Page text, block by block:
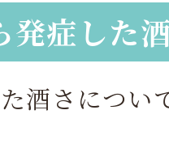
発症した
酒さについ